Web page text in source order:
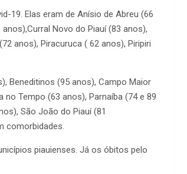
19. Elas eram de Anísio de Abreu (66
Novo do Piauí (83 anos),
anos), Piracuruca ( 62 anos), Piripiri
Beneditinos (95 anos), Campo Maior
Tempo (63 anos), Parnaíba (74 e 89
São João do Piauí (81
comorbidades.
piauienses. Já os óbitos pelo